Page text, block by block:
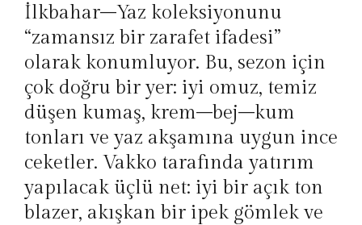
İlkbahar–Yaz koleksiyonunu
“zamansız bir zarafet ifadesi”
olarak konumluyor. Bu, sezon için
çok doğru bir yer: iyi omuz, temiz
düşen kumaş, krem–bej–kum
tonları ve yaz akşamına uygun ince
ceketler. Vakko tarafında yatırım
yapılacak üçlü net: iyi bir açık ton
blazer, akışkan bir ipek gömlek ve